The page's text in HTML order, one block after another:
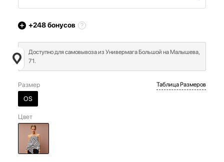
+248бонусов
Доступно для самовывоза из Универмага Большой на Малышева,
71.
Размер
OS
Таблица Размеров
Цвет